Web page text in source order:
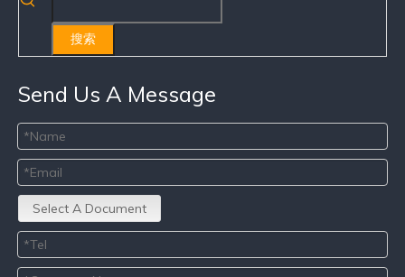
搜索
Send Us A Message
Select A Document